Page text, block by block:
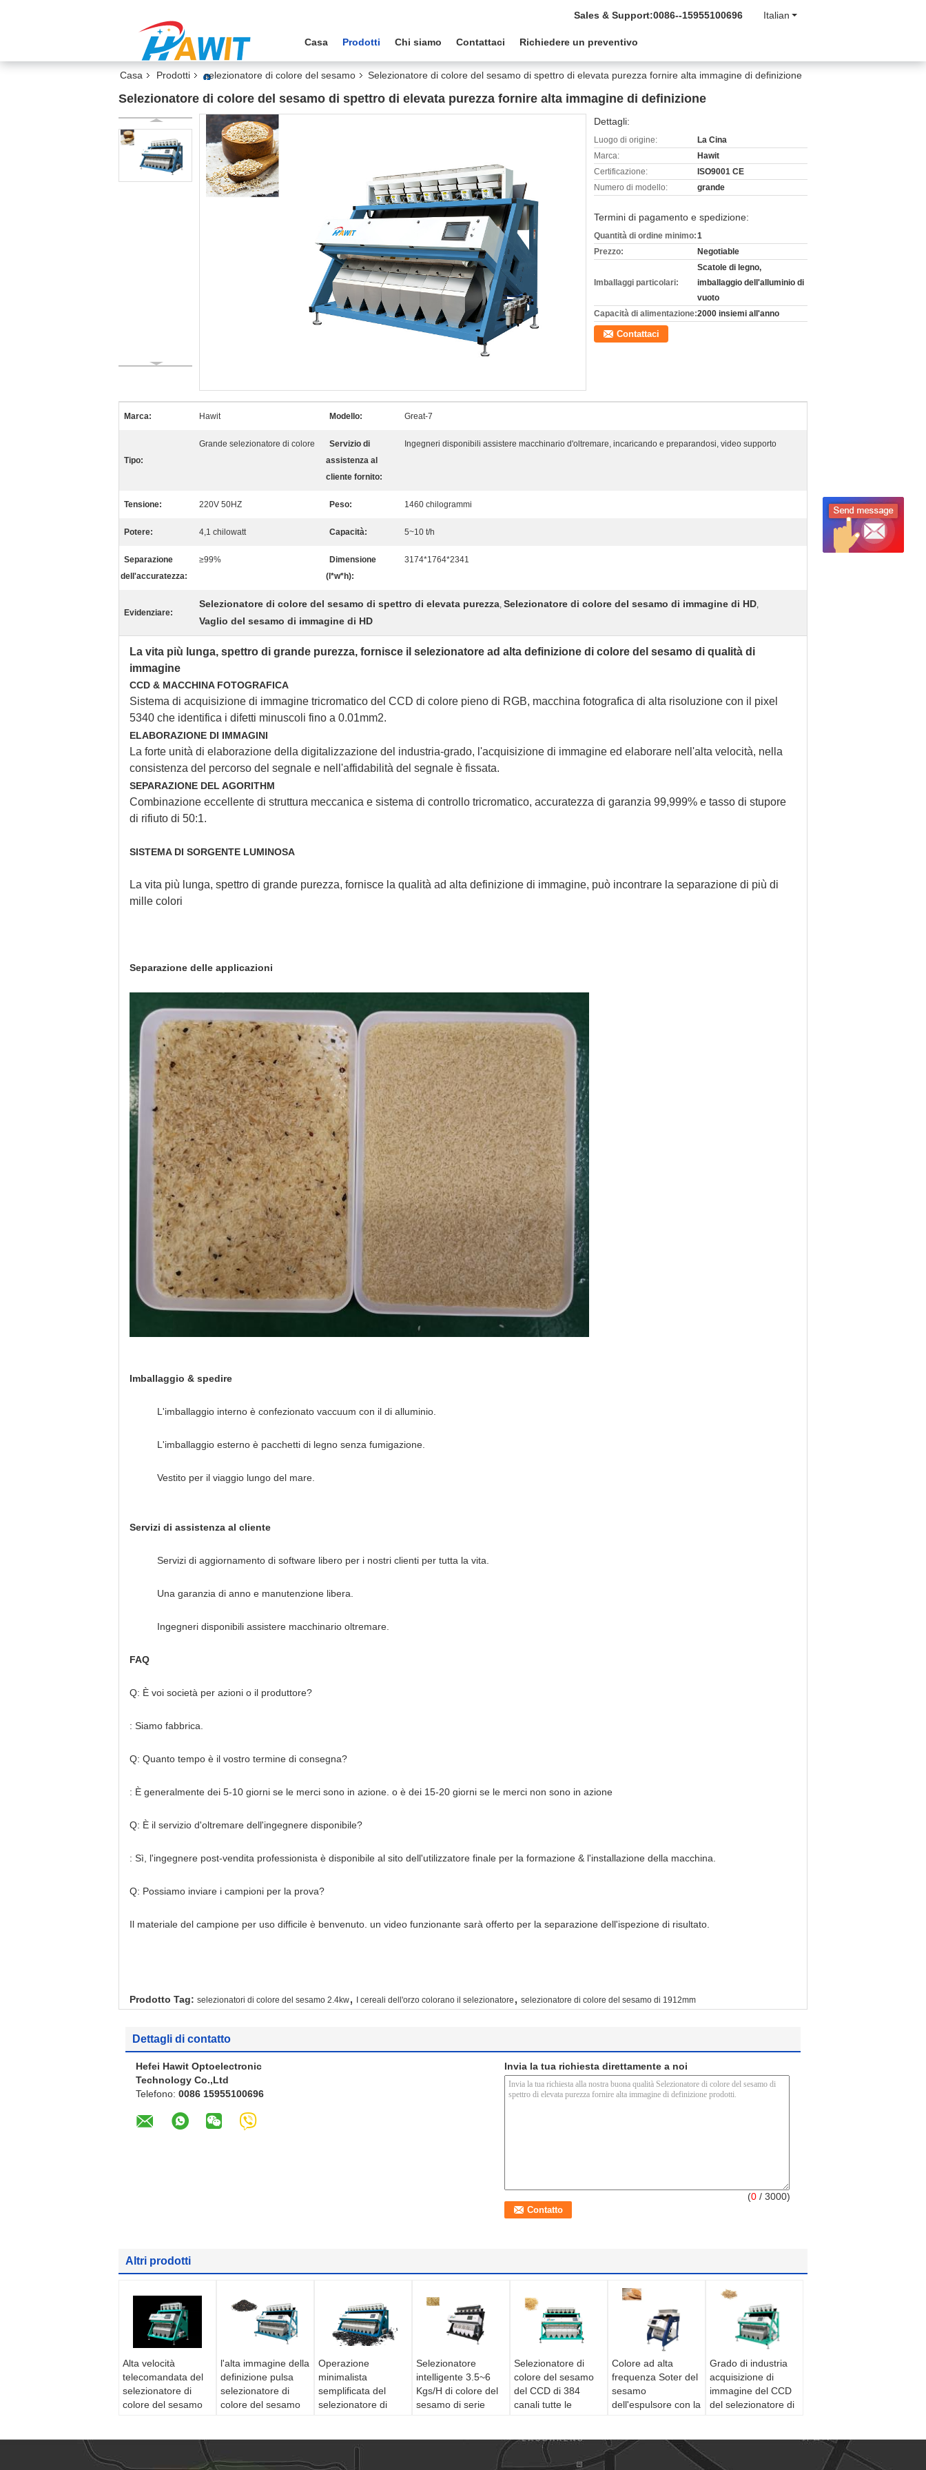
Italian
Sales & Support:0086--15955100696
Casa Prodotti Chi siamo Contattaci Richiedere un preventivo
Casa Prodotti selezionatore di colore del sesamo Selezionatore di colore del sesamo di spettro di elevata purezza fornire alta immagine di definizione
Selezionatore di colore del sesamo di spettro di elevata purezza fornire alta immagine di definizione
Dettagli:
Luogo di origine:
La Cina
Marca:
Hawit
Certificazione:
ISO9001 CE
Numero di modello:
grande
Termini di pagamento e spedizione:
Quantità di ordine minimo:1
Prezzo:
Negotiable
Imballaggi particolari:
Scatole di legno,
imballaggio dell'alluminio di
vuoto
Capacità di alimentazione:2000 insiemi all'anno
Contattaci
Marca: Hawit Modello: Great-7
Tipo:
Grande selezionatore di colore
Servizio di
assistenza al
cliente fornito:
Ingegneri disponibili assistere macchinario d'oltremare, incaricando e preparandosi, video supporto
Tensione: 220V 50HZ Peso: 1460 chilogrammi
Potere: 4,1 chilowatt Capacità: 5~10 t/h
Separazione
dell'accuratezza:
≥99%
Dimensione
(l*w*h):
3174*1764*2341
Evidenziare:
Selezionatore di colore del sesamo di spettro di elevata purezza, Selezionatore di colore del sesamo di immagine di HD,
Vaglio del sesamo di immagine di HD
La vita più lunga, spettro di grande purezza, fornisce il selezionatore ad alta definizione di colore del sesamo di qualità di
immagine
CCD & MACCHINA FOTOGRAFICA
Sistema di acquisizione di immagine tricromatico del CCD di colore pieno di RGB, macchina fotografica di alta risoluzione con il pixel
5340 che identifica i difetti minuscoli fino a 0.01mm2.
ELABORAZIONE DI IMMAGINI
La forte unità di elaborazione della digitalizzazione del industria-grado, l'acquisizione di immagine ed elaborare nell'alta velocità, nella
consistenza del percorso del segnale e nell'affidabilità del segnale è fissata.
SEPARAZIONE DEL AGORITHM
Combinazione eccellente di struttura meccanica e sistema di controllo tricromatico, accuratezza di garanzia 99,999% e tasso di stupore
di rifiuto di 50:1.
SISTEMA DI SORGENTE LUMINOSA
La vita più lunga, spettro di grande purezza, fornisce la qualità ad alta definizione di immagine, può incontrare la separazione di più di
mille colori
Separazione delle applicazioni
Imballaggio & spedire
L'imballaggio interno è confezionato vaccuum con il di alluminio.
L'imballaggio esterno è pacchetti di legno senza fumigazione.
Vestito per il viaggio lungo del mare.
Servizi di assistenza al cliente
Servizi di aggiornamento di software libero per i nostri clienti per tutta la vita.
Una garanzia di anno e manutenzione libera.
Ingegneri disponibili assistere macchinario oltremare.
FAQ
Q: È voi società per azioni o il produttore?
: Siamo fabbrica.
Q: Quanto tempo è il vostro termine di consegna?
: È generalmente dei 5-10 giorni se le merci sono in azione. o è dei 15-20 giorni se le merci non sono in azione
Q: È il servizio d'oltremare dell'ingegnere disponibile?
: Sì, l'ingegnere post-vendita professionista è disponibile al sito dell'utilizzatore finale per la formazione & l'installazione della macchina.
Q: Possiamo inviare i campioni per la prova?
Il materiale del campione per uso difficile è benvenuto. un video funzionante sarà offerto per la separazione dell'ispezione di risultato.
Prodotto Tag: selezionatori di colore del sesamo 2.4kw, I cereali dell'orzo colorano il selezionatore , selezionatore di colore del sesamo di 1912mm
Dettagli di contatto
Hefei Hawit Optoelectronic
Technology Co.,Ltd
Telefono: 0086 15955100696
Invia la tua richiesta direttamente a noi
(0 / 3000)
Altri prodotti
Alta velocità
telecomandata del
selezionatore di
colore del sesamo
l'alta immagine della
definizione pulsa
selezionatore di
colore del sesamo
Operazione
minimalista
semplificata del
selezionatore di
Selezionatore
intelligente 3.5~6
Kgs/H di colore del
sesamo di serie
Selezionatore di
colore del sesamo
del CCD di 384
canali tutte le
Colore ad alta
frequenza Soter del
sesamo
dell'espulsore con la
Grado di industria
acquisizione di
immagine del CCD
del selezionatore di